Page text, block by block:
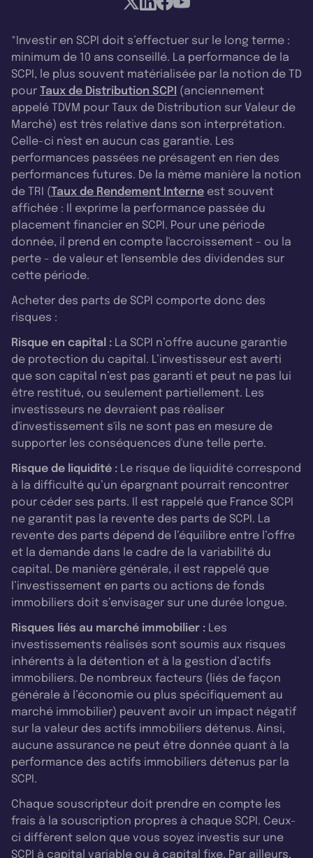
*Investir en SCPI doit s’effectuer sur le long terme :
minimum de 10 ans conseillé. La performance de la
SCPI, le plus souvent matérialisée par la notion de TD
pour Taux de Distribution SCPI (anciennement
appelé TDVM pour Taux de Distribution sur Valeur de
Marché) est très relative dans son interprétation.
Celle-ci n'est en aucun cas garantie. Les
performances passées ne présagent en rien des
performances futures. De la même manière la notion
de TRI (Taux de Rendement Interne est souvent
affichée : Il exprime la performance passée du
placement financier en SCPI. Pour une période
donnée, il prend en compte l'accroissement - ou la
perte - de valeur et l'ensemble des dividendes sur
cette période.
Acheter des parts de SCPI comporte donc des
risques :
Risque en capital : La SCPI n’offre aucune garantie
de protection du capital. L’investisseur est averti
que son capital n’est pas garanti et peut ne pas lui
être restitué, ou seulement partiellement. Les
investisseurs ne devraient pas réaliser
d'investissement s'ils ne sont pas en mesure de
supporter les conséquences d'une telle perte.
Risque de liquidité : Le risque de liquidité correspond
à la difficulté qu’un épargnant pourrait rencontrer
pour céder ses parts. Il est rappelé que France SCPI
ne garantit pas la revente des parts de SCPI. La
revente des parts dépend de l’équilibre entre l’offre
et la demande dans le cadre de la variabilité du
capital. De manière générale, il est rappelé que
l’investissement en parts ou actions de fonds
immobiliers doit s’envisager sur une durée longue.
Risques liés au marché immobilier : Les
investissements réalisés sont soumis aux risques
inhérents à la détention et à la gestion d’actifs
immobiliers. De nombreux facteurs (liés de façon
générale à l’économie ou plus spécifiquement au
marché immobilier) peuvent avoir un impact négatif
sur la valeur des actifs immobiliers détenus. Ainsi,
aucune assurance ne peut être donnée quant à la
performance des actifs immobiliers détenus par la
SCPI.
Chaque souscripteur doit prendre en compte les
frais à la souscription propres à chaque SCPI. Ceux-
ci diffèrent selon que vous soyez investis sur une
SCPI à capital variable ou à capital fixe. Par ailleurs,